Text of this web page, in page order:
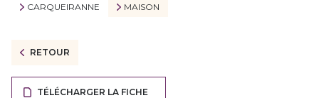
CARQUEIRANNE
MAISON
RETOUR
TÉLÉCHARGER LA FICHE